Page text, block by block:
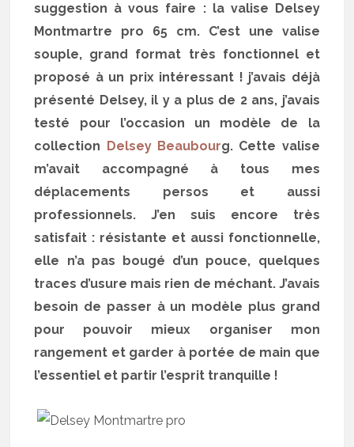
suggestion à vous faire : la valise Delsey
Montmartre pro 65 cm. C’est une valise
souple, grand format très fonctionnel et
proposé à un prix intéressant ! j’avais déjà
présenté Delsey, il y a plus de 2 ans, j’avais
testé pour l’occasion un modèle de la
collection Delsey Beaubourg. Cette valise
m’avait accompagné à tous mes
déplacements persos et aussi
professionnels. J’en suis encore très
satisfait : résistante et aussi fonctionnelle,
elle n’a pas bougé d’un pouce, quelques
traces d’usure mais rien de méchant. J’avais
besoin de passer à un modèle plus grand
pour pouvoir mieux organiser mon
rangement et garder à portée de main que
l’essentiel et partir l’esprit tranquille !